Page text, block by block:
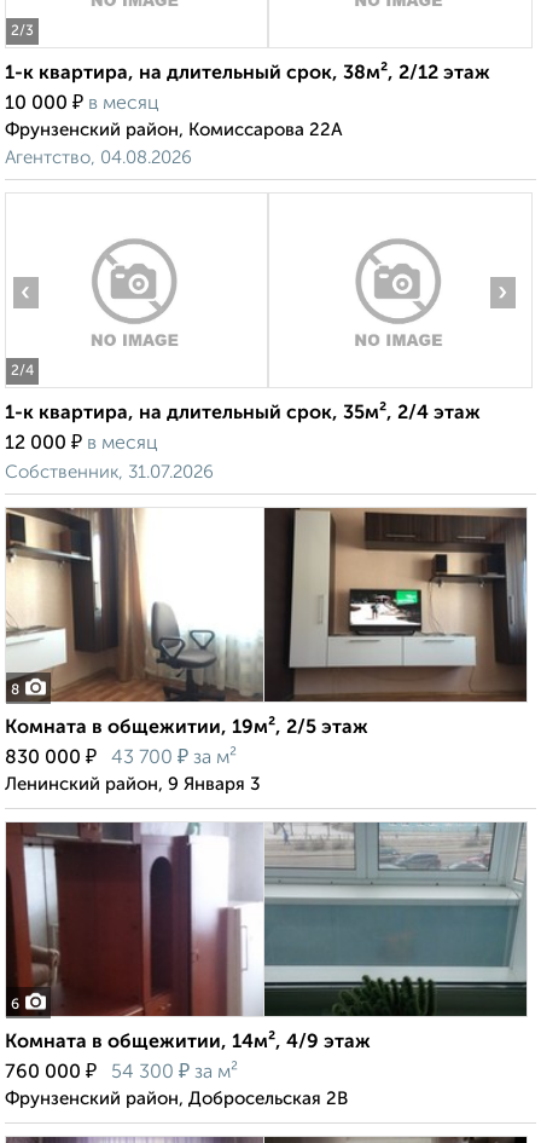
2/3
1-к квартира, на длительный срок, 38м², 2/12 этаж
10 000 ₽ в месяц
Фрунзенский район, Комиссарова 22А
Агентство, 04.08.2026
2/4
‹ ›
1-к квартира, на длительный срок, 35м², 2/4 этаж
12 000 ₽ в месяц
Собственник, 31.07.2026
8
Комната в общежитии, 19м², 2/5 этаж
830 000 ₽ 43 700 ₽ за м²
Ленинский район, 9 Января 3
6
Комната в общежитии, 14м², 4/9 этаж
760 000 ₽ 54 300 ₽ за м²
Фрунзенский район, Добросельская 2В